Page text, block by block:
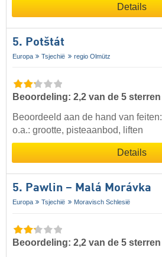
Details
5. Potštát
Europa Tsjechië regio Olmütz
Beoordeling: 2,2 van de 5 sterren
Beoordeeld aan de hand van feiten:
o.a.: grootte, pisteaanbod, liften
Details
5. Pawlin – Malá Morávka
Europa Tsjechië Moravisch Schlesië
Beoordeling: 2,2 van de 5 sterren